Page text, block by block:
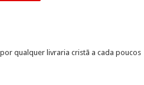
qualquer livraria cristã a cada poucos